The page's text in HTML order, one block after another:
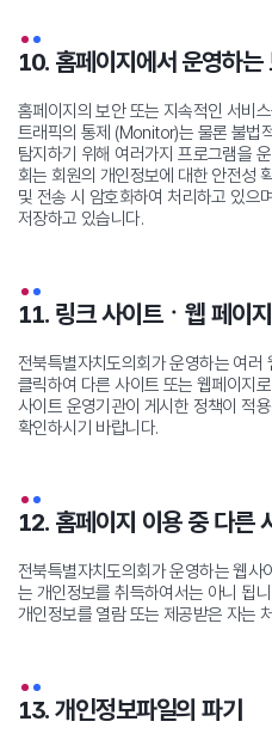
10. 홈페이지에서 운영하는
홈페이지의 보안 또는 지속적인 서비
트래픽의 통제 (Monitor)는 물론 불법
탐지하기 위해 여러가지 프로그램을
회는 회원의 개인정보에 대한 안전성
및 전송 시 암호화하여 처리하고 있으
저장하고 있습니다.
11. 링크 사이트ㆍ웹 페이지
전북특별자치도의회가 운영하는 여
클릭하여 다른 사이트 또는 웹페이지
사이트 운영기관이 게시한 정책이 적
확인하시기 바랍니다.
12. 홈페이지 이용 중 다른
전북특별자치도의회가 운영하는 웹
는 개인정보를 취득하여서는 아니 됩
개인정보를 열람 또는 제공받은 자는
13. 개인정보파일의 파기